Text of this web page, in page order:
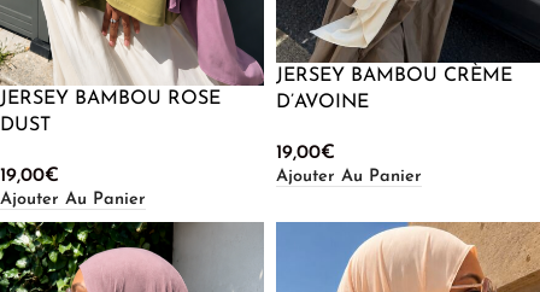
JERSEY BAMBOU ROSE
DUST
19,00€
Ajouter Au Panier
JERSEY BAMBOU CRÈME
D’AVOINE
19,00€
Ajouter Au Panier